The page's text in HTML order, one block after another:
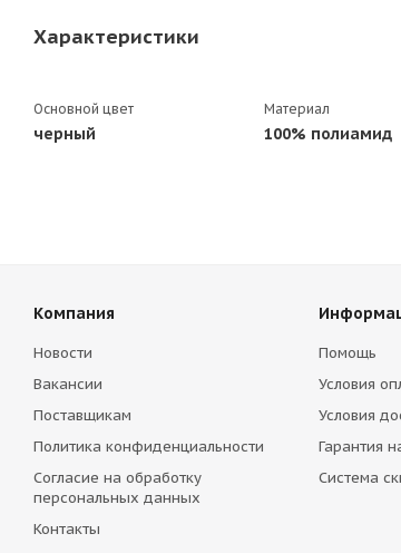
Характеристики
Основной цвет
черный
Материал
100% полиамид
Компания
Новости
Вакансии
Поставщикам
Политика конфиденциальности
Согласие на обработку
персональных данных
Контакты
Помощь
Условия
Условия
Гарантия
Система